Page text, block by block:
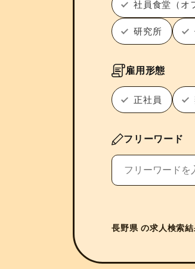
社員食堂（オ
研究所
雇用形態
正社員
フリーワード
長野県 の求人検索結